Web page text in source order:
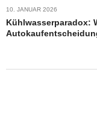
10. JANUAR 2026
Kühlwasserparadox: